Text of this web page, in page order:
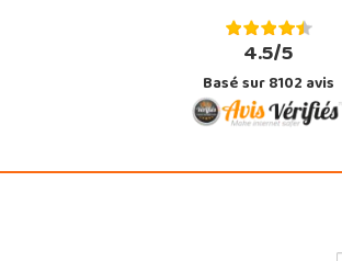
4.5/5
Basé sur 8102 avis